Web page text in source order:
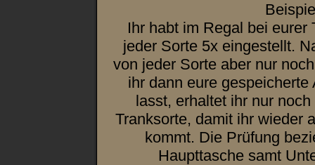
Ihr habt im Regal bei eurer
jeder Sorte 5x eingestellt.
von jeder Sorte aber nur
ihr dann eure
lasst, erhaltet ihr nur
Tranksorte, damit ihr wieder
kommt. Die Prüfung
Haupttasche samt